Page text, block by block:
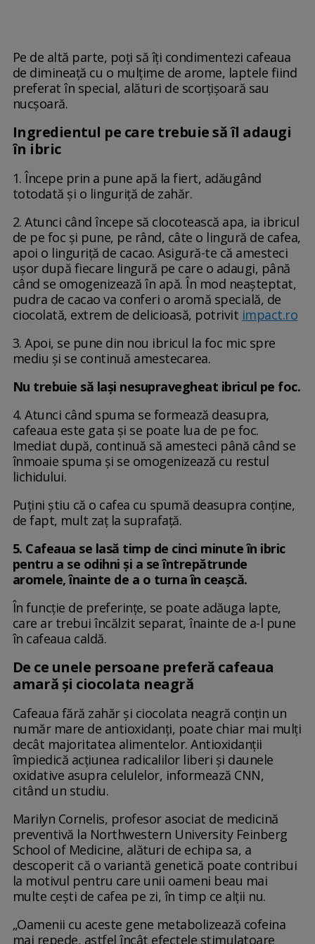
Pe de altă parte, poți să îți condimentezi cafeaua
de dimineață cu o mulțime de arome, laptele fiind
preferat în special, alături de scorțișoară sau
nucșoară.
Ingredientul pe care trebuie să îl adaugi
în ibric
1. Începe prin a pune apă la fiert, adăugând
totodată și o linguriță de zahăr.
2. Atunci când începe să clocotească apa, ia ibricul
de pe foc și pune, pe rând, câte o lingură de cafea,
apoi o linguriță de cacao. Asigură-te că amesteci
ușor după fiecare lingură pe care o adaugi, până
când se omogenizează în apă. În mod neașteptat,
pudra de cacao va conferi o aromă specială, de
ciocolată, extrem de delicioasă, potrivit impact.ro
3. Apoi, se pune din nou ibricul la foc mic spre
mediu și se continuă amestecarea.
Nu trebuie să lași nesupravegheat ibricul pe foc.
4. Atunci când spuma se formează deasupra,
cafeaua este gata și se poate lua de pe foc.
Imediat după, continuă să amesteci până când se
înmoaie spuma și se omogenizează cu restul
lichidului.
Puțini știu că o cafea cu spumă deasupra conține,
de fapt, mult zaț la suprafață.
5. Cafeaua se lasă timp de cinci minute în ibric
pentru a se odihni și a se întrepătrunde
aromele, înainte de a o turna în ceașcă.
În funcție de preferințe, se poate adăuga lapte,
care ar trebui încălzit separat, înainte de a-l pune
în cafeaua caldă.
De ce unele persoane preferă cafeaua
amară și ciocolata neagră
Cafeaua fără zahăr și ciocolata neagră conțin un
număr mare de antioxidanți, poate chiar mai mulți
decât majoritatea alimentelor. Antioxidanții
împiedică acțiunea radicalilor liberi și daunele
oxidative asupra celulelor, informează CNN,
citând un studiu.
Marilyn Cornelis, profesor asociat de medicină
preventivă la Northwestern University Feinberg
School of Medicine, alături de echipa sa, a
descoperit că o variantă genetică poate contribui
la motivul pentru care unii oameni beau mai
multe cești de cafea pe zi, în timp ce alții nu.
„Oamenii cu aceste gene metabolizează cofeina
mai repede, astfel încât efectele stimulatoare